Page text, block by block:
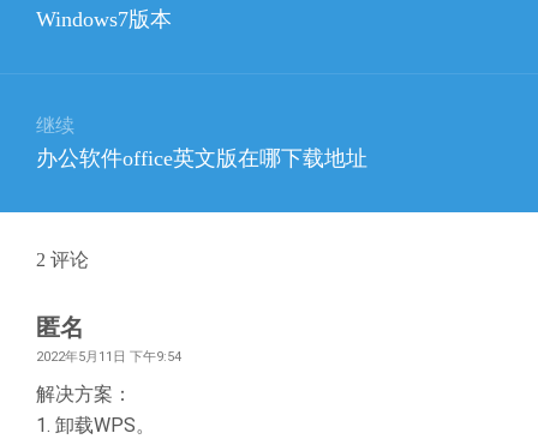
上
Windows7版本
继续
下
文
章：
办公软件office英文版在哪下载地址
2 评论
匿名
2022年5月11日 下午9:54
解决方案：
1. 卸载WPS。